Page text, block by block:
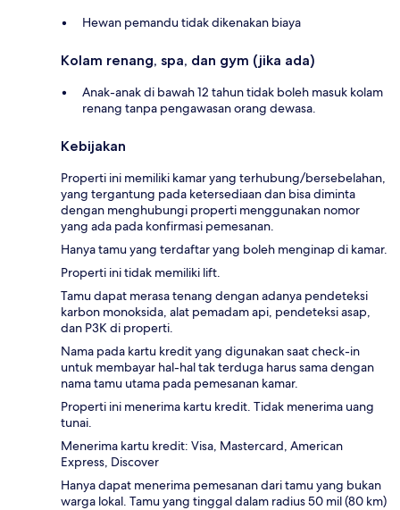
Hewan pemandu tidak dikenakan biaya
Kolam renang, spa, dan gym (jika ada)
Anak-anak di bawah 12 tahun tidak boleh masuk kolam
renang tanpa pengawasan orang dewasa.
Kebijakan
Properti ini memiliki kamar yang terhubung/bersebelahan,
yang tergantung pada ketersediaan dan bisa diminta
dengan menghubungi properti menggunakan nomor
yang ada pada konfirmasi pemesanan.
Hanya tamu yang terdaftar yang boleh menginap di kamar.
Properti ini tidak memiliki lift.
Tamu dapat merasa tenang dengan adanya pendeteksi
karbon monoksida, alat pemadam api, pendeteksi asap,
dan P3K di properti.
Nama pada kartu kredit yang digunakan saat check-in
untuk membayar hal-hal tak terduga harus sama dengan
nama tamu utama pada pemesanan kamar.
Properti ini menerima kartu kredit. Tidak menerima uang
tunai.
Menerima kartu kredit: Visa, Mastercard, American
Express, Discover
Hanya dapat menerima pemesanan dari tamu yang bukan
warga lokal. Tamu yang tinggal dalam radius 50 mil (80 km)